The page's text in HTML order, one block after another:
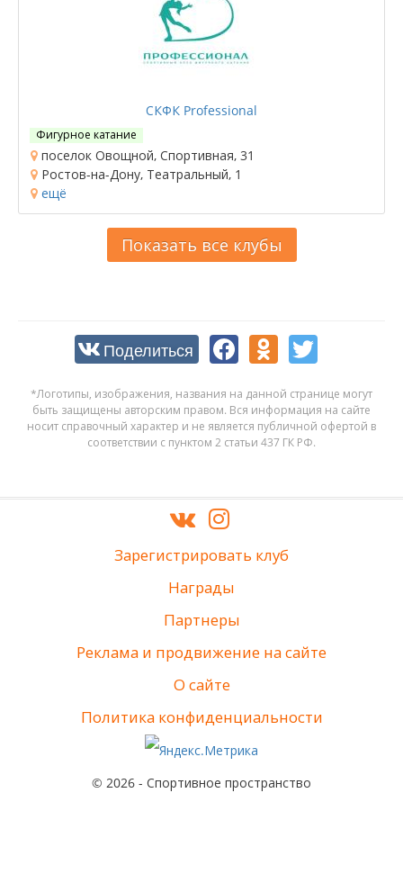
СКФК Professional
Фигурное катание
поселок Овощной, Спортивная, 31
Ростов-на-Дону, Театральный, 1
ещё
Показать все клубы
Поделиться
*Логотипы, изображения, названия на данной странице могут
быть защищены авторским правом. Вся информация на сайте
носит справочный характер и не является публичной офертой в
соответствии с пунктом 2 статьи 437 ГК РФ.
Зарегистрировать клуб
Награды
Партнеры
Реклама и продвижение на сайте
О сайте
Политика конфиденциальности
© 2026 - Спортивное пространство